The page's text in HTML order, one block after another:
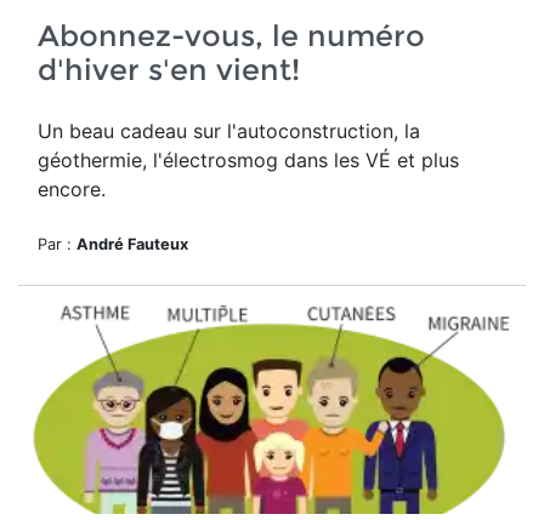
Abonnez-vous, le numéro
d'hiver s'en vient!
Un beau cadeau sur l'autoconstruction, la
géothermie, l'électrosmog dans les VÉ et plus
encore.
Par : André Fauteux